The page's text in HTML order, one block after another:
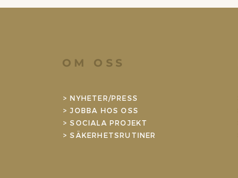
OM OSS
>NYHETER/PRESS
> JOBBA HOS OSS
>SOCIALA PROJEKT
>SÄKERHETSRUTINER